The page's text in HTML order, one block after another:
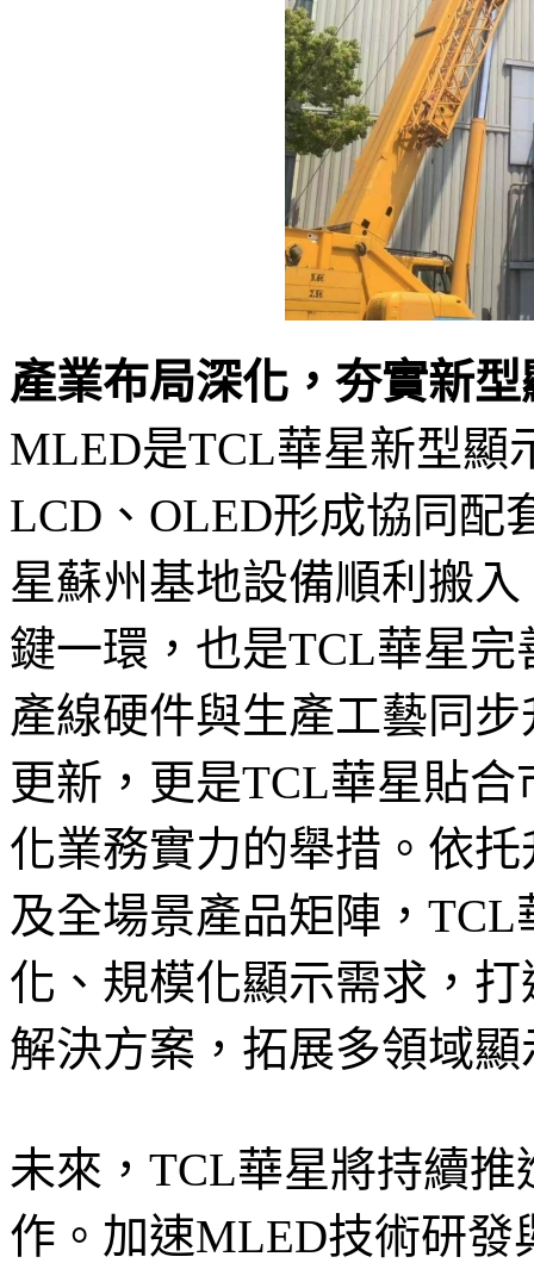
產業布局深化，夯實新
MLED是TCL華星新型顯
LCD、OLED形成協同配
星蘇州基地設備順利搬
鍵一環，也是TCL華星
產線硬件與生產工藝同
更新，更是TCL華星貼
化業務實力的舉措。依
及全場景產品矩陣，
化、規模化顯示需求，
解決方案，拓展多領域
未來，TCL華星將持續
作。加速MLED技術研